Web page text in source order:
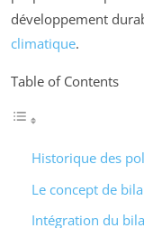
développement
climatique.
Table of Contents
Historique des
Le concept de
Intégration du